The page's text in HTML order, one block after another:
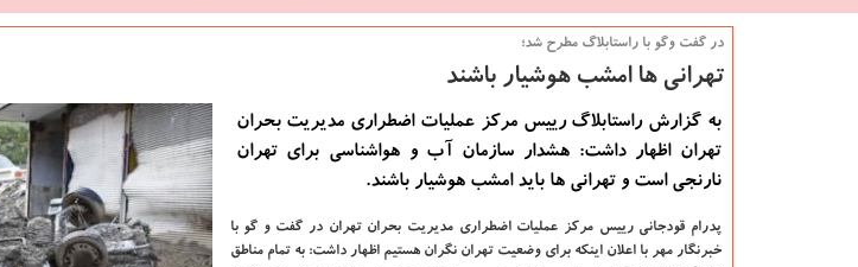
در گفت وگو با راستابلاگ مطرح شد؛
تهرانی ها امشب هوشیار باشند
به گزارش راستابلاگ رییس مرکز عملیات اضطراری مدیریت بحران
تهران اظهار داشت: هشدار سازمان آب و هواشناسی برای تهران
نارنجی است و تهرانی ها باید امشب هوشیار باشند.
پدرام قودجانی رییس مرکز عملیات اضطراری مدیریت بحران تهران در گفت و گو با
خبرنگار مهر با اعلان اینکه برای وضعیت تهران نگران هستیم اظهار داشت: به تمام مناطق